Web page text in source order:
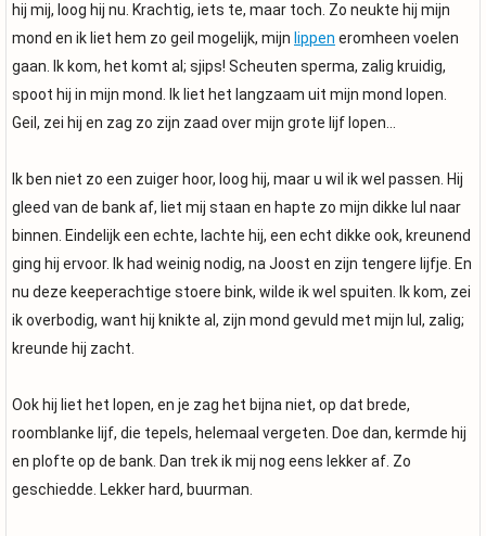
hij mij, loog hij nu. Krachtig, iets te, maar toch. Zo neukte hij mijn
mond en ik liet hem zo geil mogelijk, mijn lippen eromheen voelen
gaan. Ik kom, het komt al; sjips! Scheuten sperma, zalig kruidig,
spoot hij in mijn mond. Ik liet het langzaam uit mijn mond lopen.
Geil, zei hij en zag zo zijn zaad over mijn grote lijf lopen…
Ik ben niet zo een zuiger hoor, loog hij, maar u wil ik wel passen. Hij
gleed van de bank af, liet mij staan en hapte zo mijn dikke lul naar
binnen. Eindelijk een echte, lachte hij, een echt dikke ook, kreunend
ging hij ervoor. Ik had weinig nodig, na Joost en zijn tengere lijfje. En
nu deze keeperachtige stoere bink, wilde ik wel spuiten. Ik kom, zei
ik overbodig, want hij knikte al, zijn mond gevuld met mijn lul, zalig;
kreunde hij zacht.
Ook hij liet het lopen, en je zag het bijna niet, op dat brede,
roomblanke lijf, die tepels, helemaal vergeten. Doe dan, kermde hij
en plofte op de bank. Dan trek ik mij nog eens lekker af. Zo
geschiedde. Lekker hard, buurman.